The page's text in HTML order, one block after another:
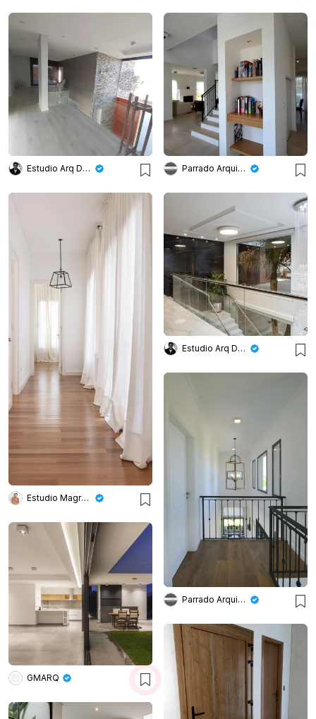
Estudio Arq Daniel Tarrio Parrado Arquitectura
Estudio Magrane
Estudio Arq Daniel Tarrio
Parrado Arquitectura
GMARQ